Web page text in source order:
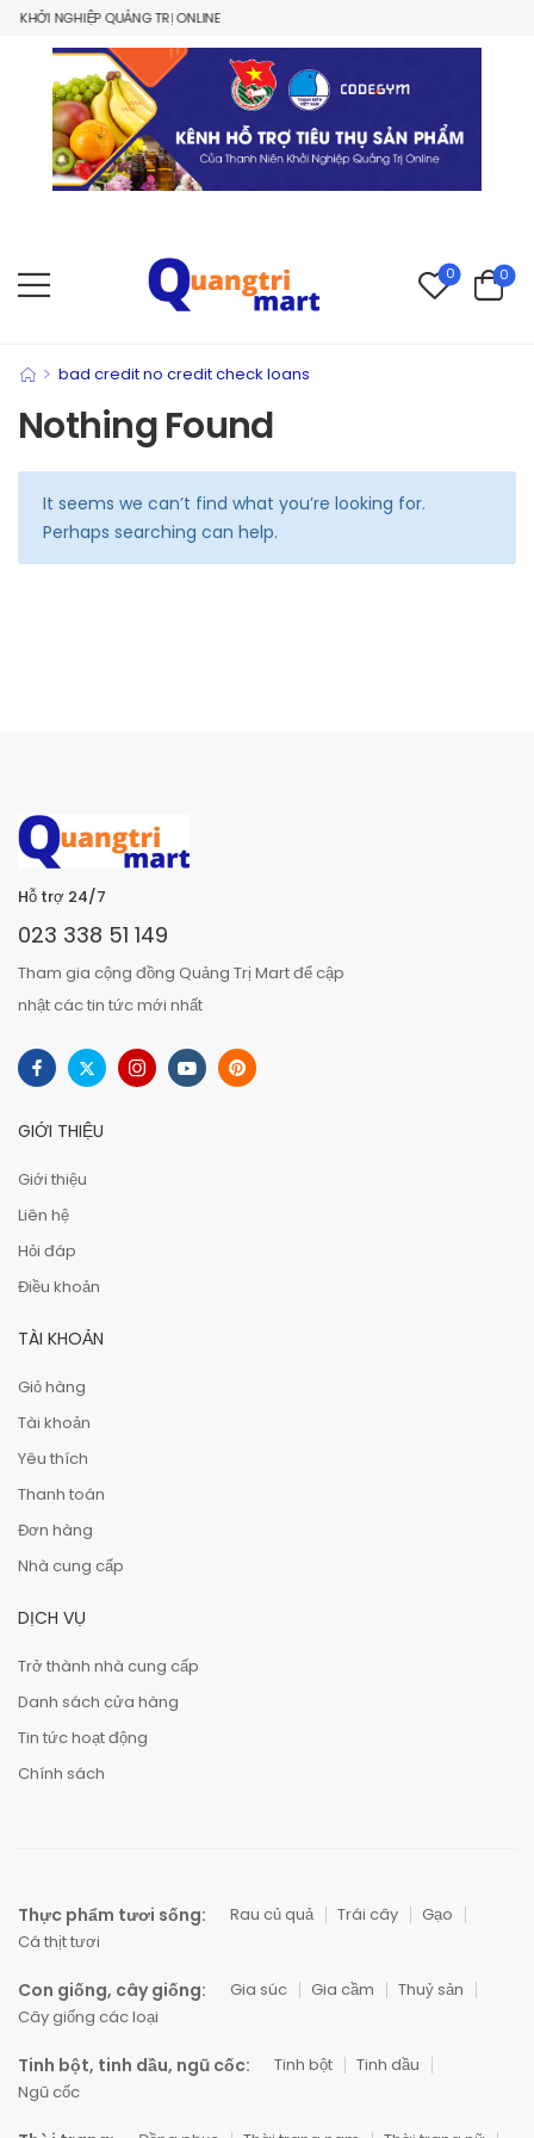
NGHIỆP QUẢNG TRỊ ONLINE
0 0
> bad credit no credit check loans
Nothing Found
It seems we can’t find what you’re looking for.
Perhaps searching can help.
Hỗ trợ 24/7
023 338 51 149
Tham gia cộng đồng Quảng Trị Mart để cập
nhật các tin tức mới nhất
GIỚI THIỆU
Giới thiệu
Liên hệ
Hỏi đáp
Điều khoản
TÀI KHOẢN
Giỏ hàng
Tài khoản
Yêu thích
Thanh toán
Đơn hàng
Nhà cung cấp
DỊCH VỤ
Trở thành nhà cung cấp
Danh sách cửa hàng
Tin tức hoạt động
Chính sách
Thực phẩm tươi sống: Rau củ quả Trái cây
Gạo
Cá thịt tươi
Con giống, cây giống: Gia súc Gia cầm
Thuỷ sản
Cây giống các loại
Tinh bột, tinh dầu, ngũ cốc: Tinh bột
Tinh dầu
Ngũ cốc